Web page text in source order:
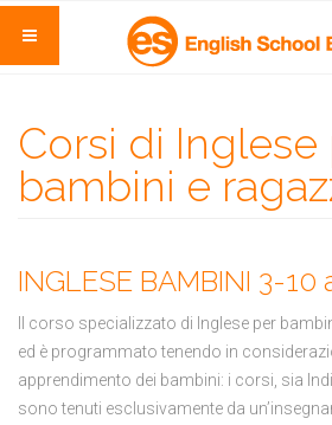
Corsi di Inglese
bambini e
INGLESE BAMBINI 3-10
Il corso specializzato di Inglese per
ed è programmato tenendo in
apprendimento dei bambini: i corsi, sia
sono tenuti esclusivamente da